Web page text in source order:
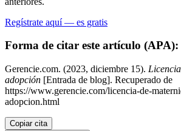
Regístrate aquí — es gratis
Forma de citar este artículo (APA):
Gerencie.com. (2023, diciembre 15).
adopción [Entrada de blog]. Recuperado de
https://www.gerencie.com/licencia-de-
adopcion.html
Copiar cita